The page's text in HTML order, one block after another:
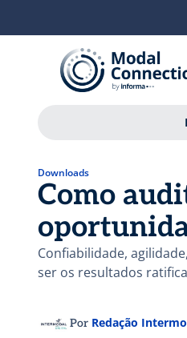
Downloads
Como
Confiabilidade,
ser os resultados
Por Redação